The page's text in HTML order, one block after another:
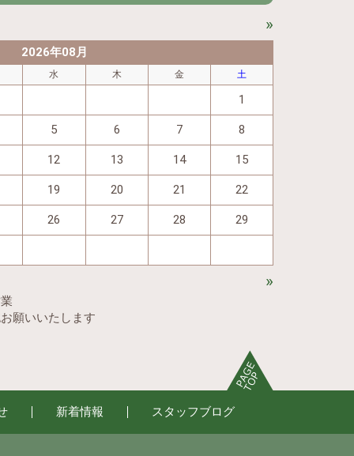
»
2026年08月
水 木 金 土
1
5 6 7 8
12 13 14 15
19 20 21 22
26 27 28 29
»
願いいたします
新着情報 スタッフブログ